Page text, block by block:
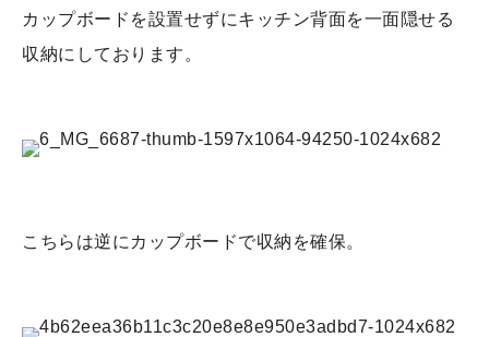
カップボードを設置せずにキッチン背面を一面隠せる
収納にしております。
こちらは逆にカップボードで収納を確保。